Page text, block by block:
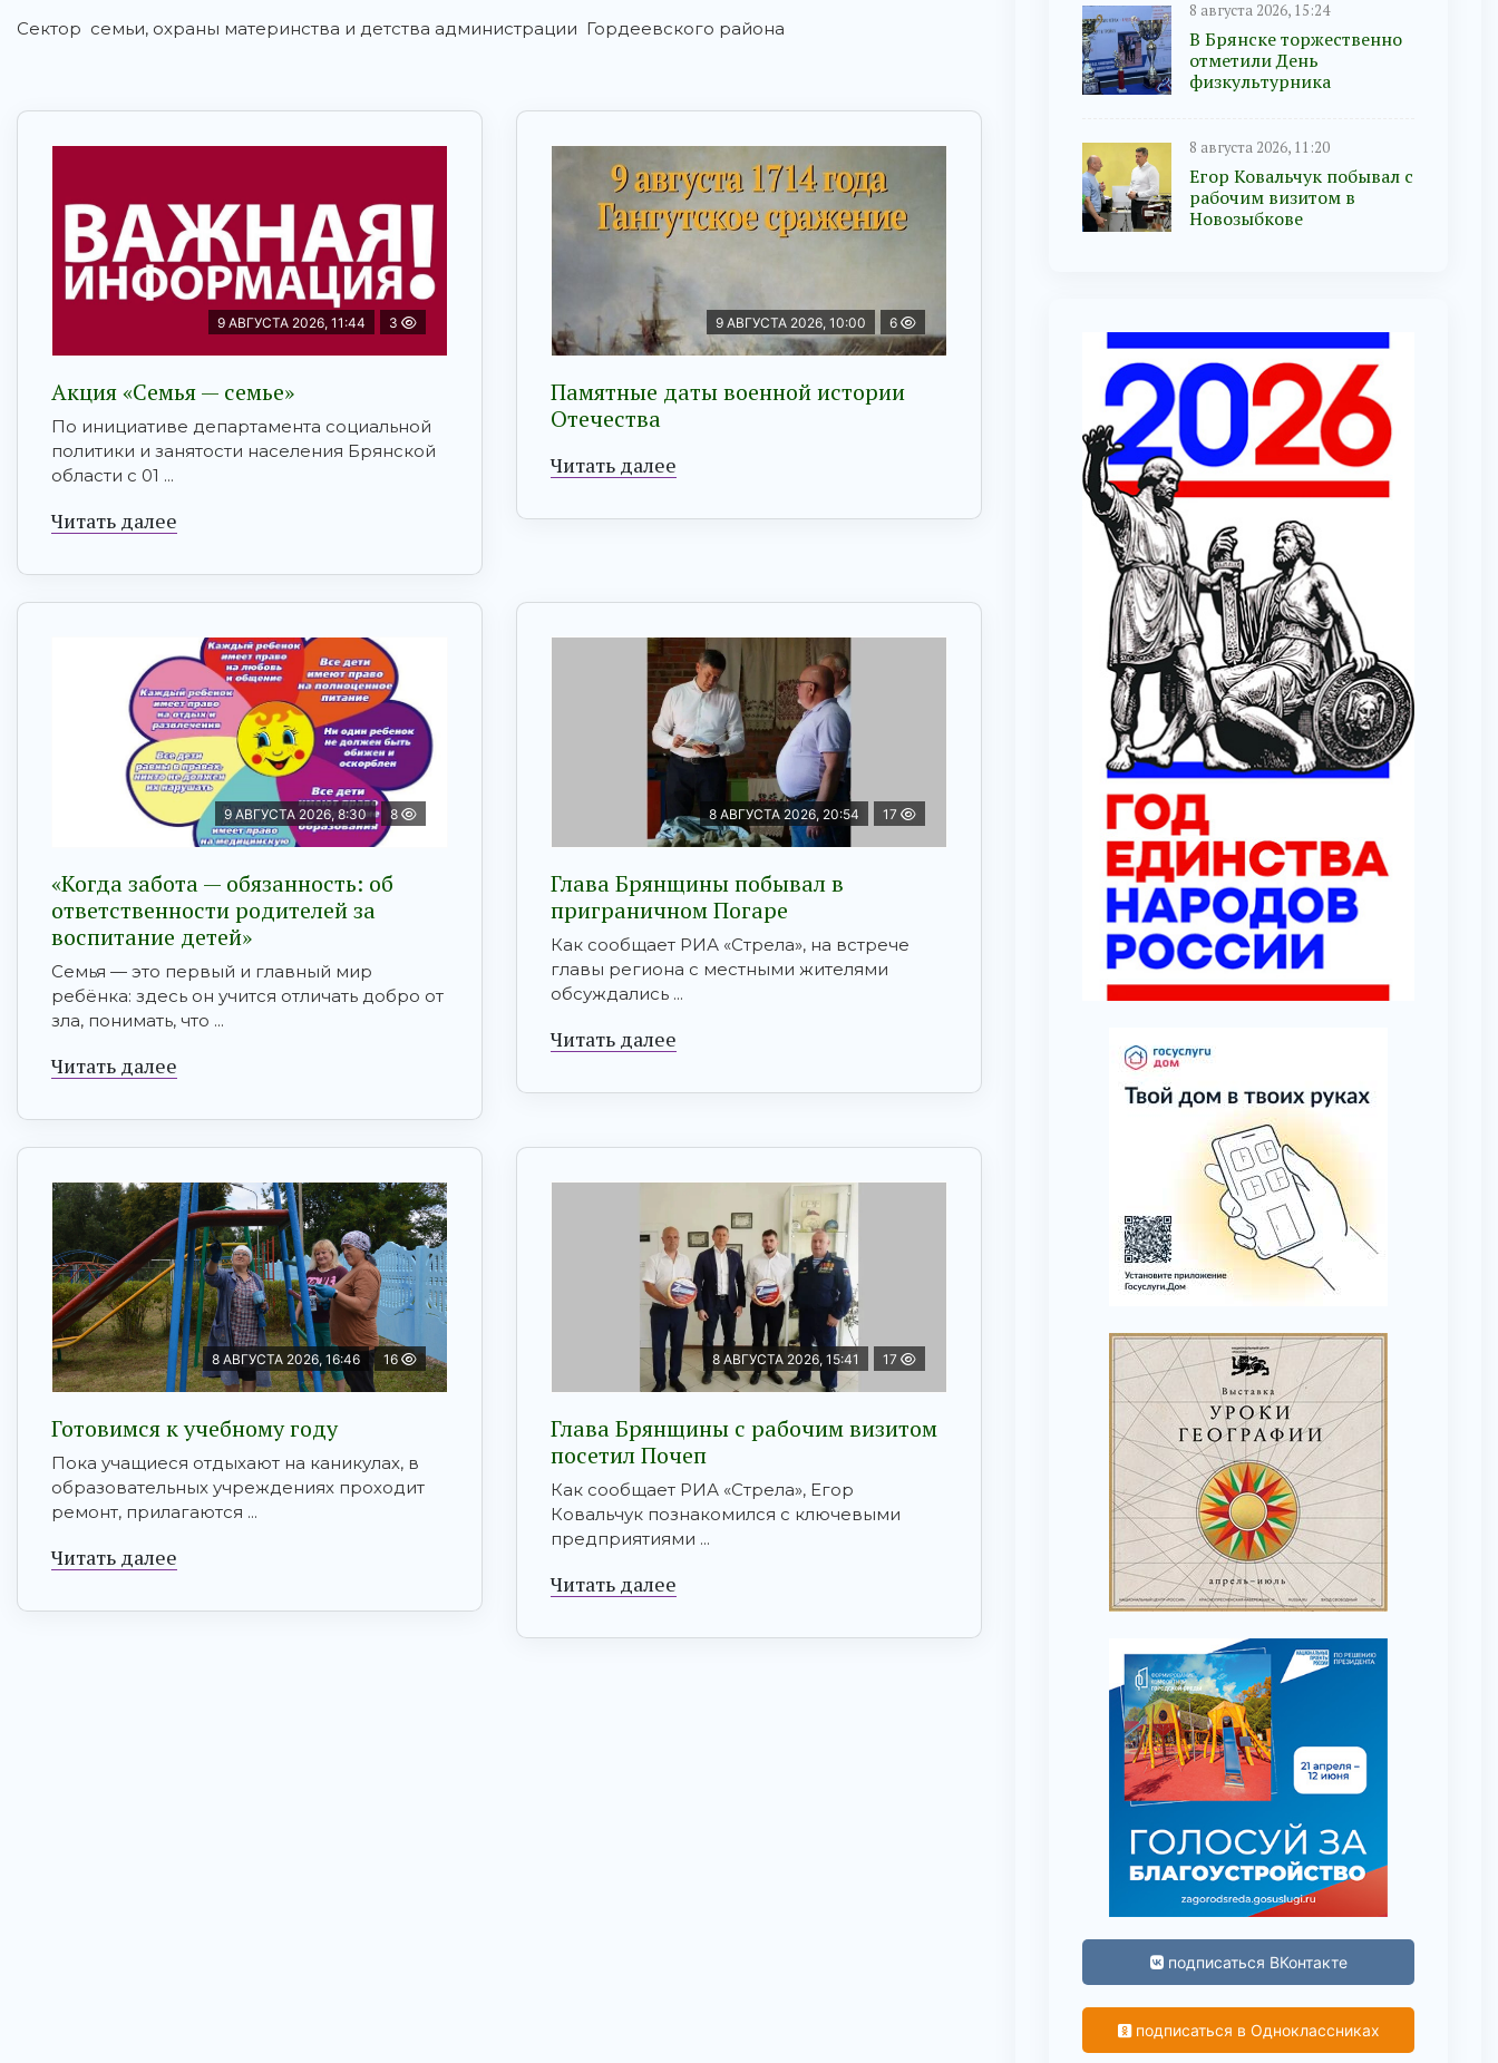
Сектор семьи, охраны материнства и детства администрации Гордеевского района
9 АВГУСТА 2026, 11:44 3
Акция «Семья — семье»
По инициативе департамента социальной
политики и занятости населения Брянской
области с 01 ...
Читать далее
9 АВГУСТА 2026, 10:00 6
Памятные даты военной истории
Отечества
Читать далее
9 АВГУСТА 2026, 8:30 8
«Когда забота — обязанность: об
ответственности родителей за
воспитание детей»
Семья — это первый и главный мир
ребёнка: здесь он учится отличать добро от
зла, понимать, что ...
Читать далее
8 АВГУСТА 2026, 20:54 17
Глава Брянщины побывал в
приграничном Погаре
Как сообщает РИА «Стрела», на встрече
главы региона с местными жителями
обсуждались ...
Читать далее
8 АВГУСТА 2026, 16:46 16
Готовимся к учебному году
Пока учащиеся отдыхают на каникулах, в
образовательных учреждениях проходит
ремонт, прилагаются ...
Читать далее
8 АВГУСТА 2026, 15:41 17
Глава Брянщины с рабочим визитом
посетил Почеп
Как сообщает РИА «Стрела», Егор
Ковальчук познакомился с ключевыми
предприятиями ...
Читать далее
8 августа 2026, 15:24
В Брянске торжественно
отметили День
физкультурника
8 августа 2026, 11:20
Егор Ковальчук побывал с
рабочим визитом в
Новозыбкове
подписаться ВКонтакте
подписаться в Одноклассниках